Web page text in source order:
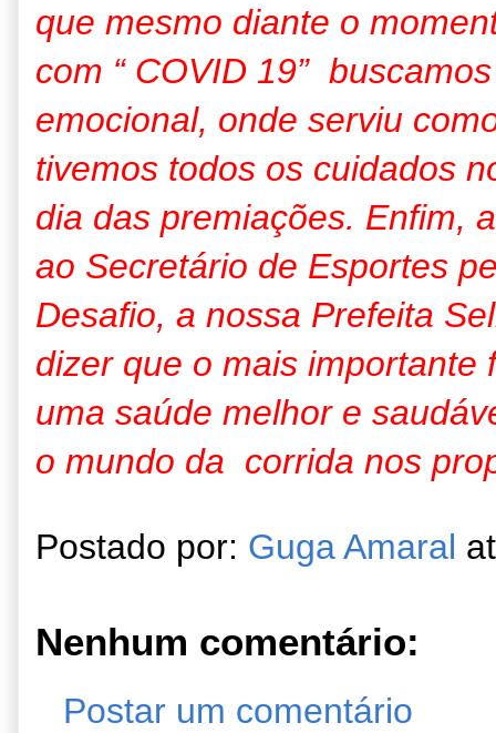
que mesmo diante o
com “ COVID 19”
emocional, onde serviu
tivemos todos os cuidados
dia das premiações. Enfim,
ao Secretário de Esportes
Desafio, a nossa Prefeita
dizer que o mais importante
uma saúde melhor e
o mundo da corrida nos
Postado por: Guga Amaral
Nenhum comentário:
Postar um comentário